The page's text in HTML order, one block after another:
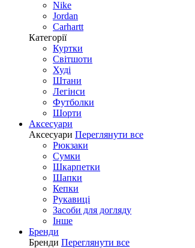
Nike
Jordan
Carhartt
Категорії
Куртки
Світшоти
Худі
Штани
Легінси
Футболки
Шорти
Аксесуари
Аксесуари Переглянути все
Рюкзаки
Сумки
Шкарпетки
Шапки
Кепки
Рукавиці
Засоби для догляду
Інше
Бренди
Бренди Переглянути все